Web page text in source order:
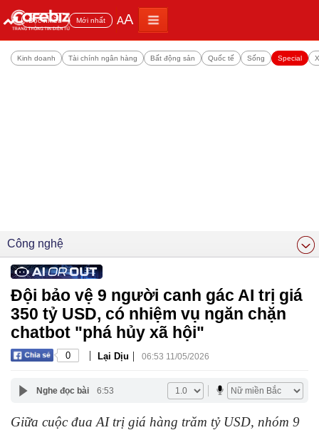
Đọc nhiều Mới nhất AA
Kinh doanh Tài chính ngân hàng Bất động sản Quốc tế Sống Special
Công nghệ
Đội bảo vệ 9 người canh gác AI trị giá
350 tỷ USD, có nhiệm vụ ngăn chặn
chatbot "phá hủy xã hội"
0 | Lại Dịu | 06:53 11/05/2026
Nghe đọc bài 6:53
Giữa cuộc đua AI trị giá hàng trăm tỷ USD, nhóm 9